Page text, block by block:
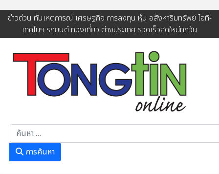
ข่าวด่วน ทันเหตุการณ์ เศรษฐกิจ การลงทุน หุ้น อสังหาริมทรัพย์ ไอที-
เทคโนฯ รถยนต์ ท่องเที่ยว ต่างประเทศ รวดเร็วสดใหม่ทุกวัน
การค้นหา